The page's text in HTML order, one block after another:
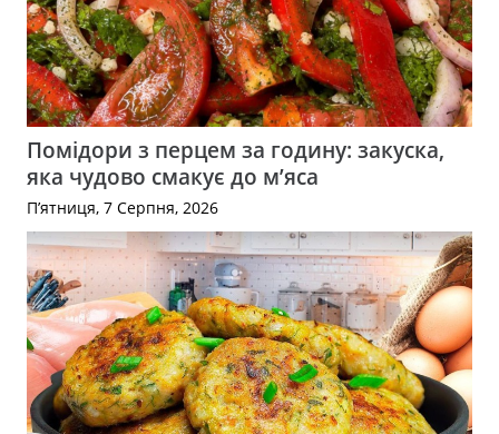
Помідори з перцем за годину: закуска,
яка чудово смакує до м’яса
П’ятниця, 7 Серпня, 2026